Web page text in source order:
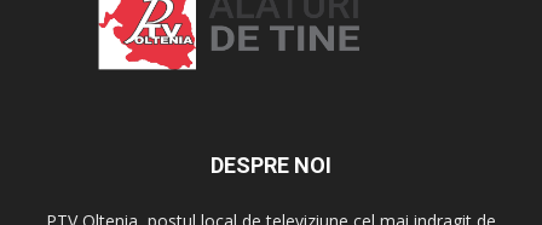
DESPRE NOI
PTV Oltenia, postul local de televiziune cel mai indragit de